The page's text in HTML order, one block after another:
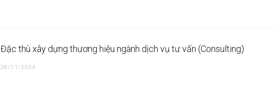
Đặc thù xây dựng thương hiệu ngành dịch vụ tư vấn (Consulting)
28/11/2024